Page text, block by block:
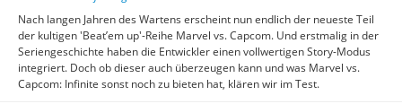
Nach langen Jahren des Wartens erscheint nun endlich der neueste Teil
der kultigen 'Beat’em up'-Reihe Marvel vs. Capcom. Und erstmalig in der
Seriengeschichte haben die Entwickler einen vollwertigen Story-Modus
integriert. Doch ob dieser auch überzeugen kann und was Marvel vs.
Capcom: Infinite sonst noch zu bieten hat, klären wir im Test.